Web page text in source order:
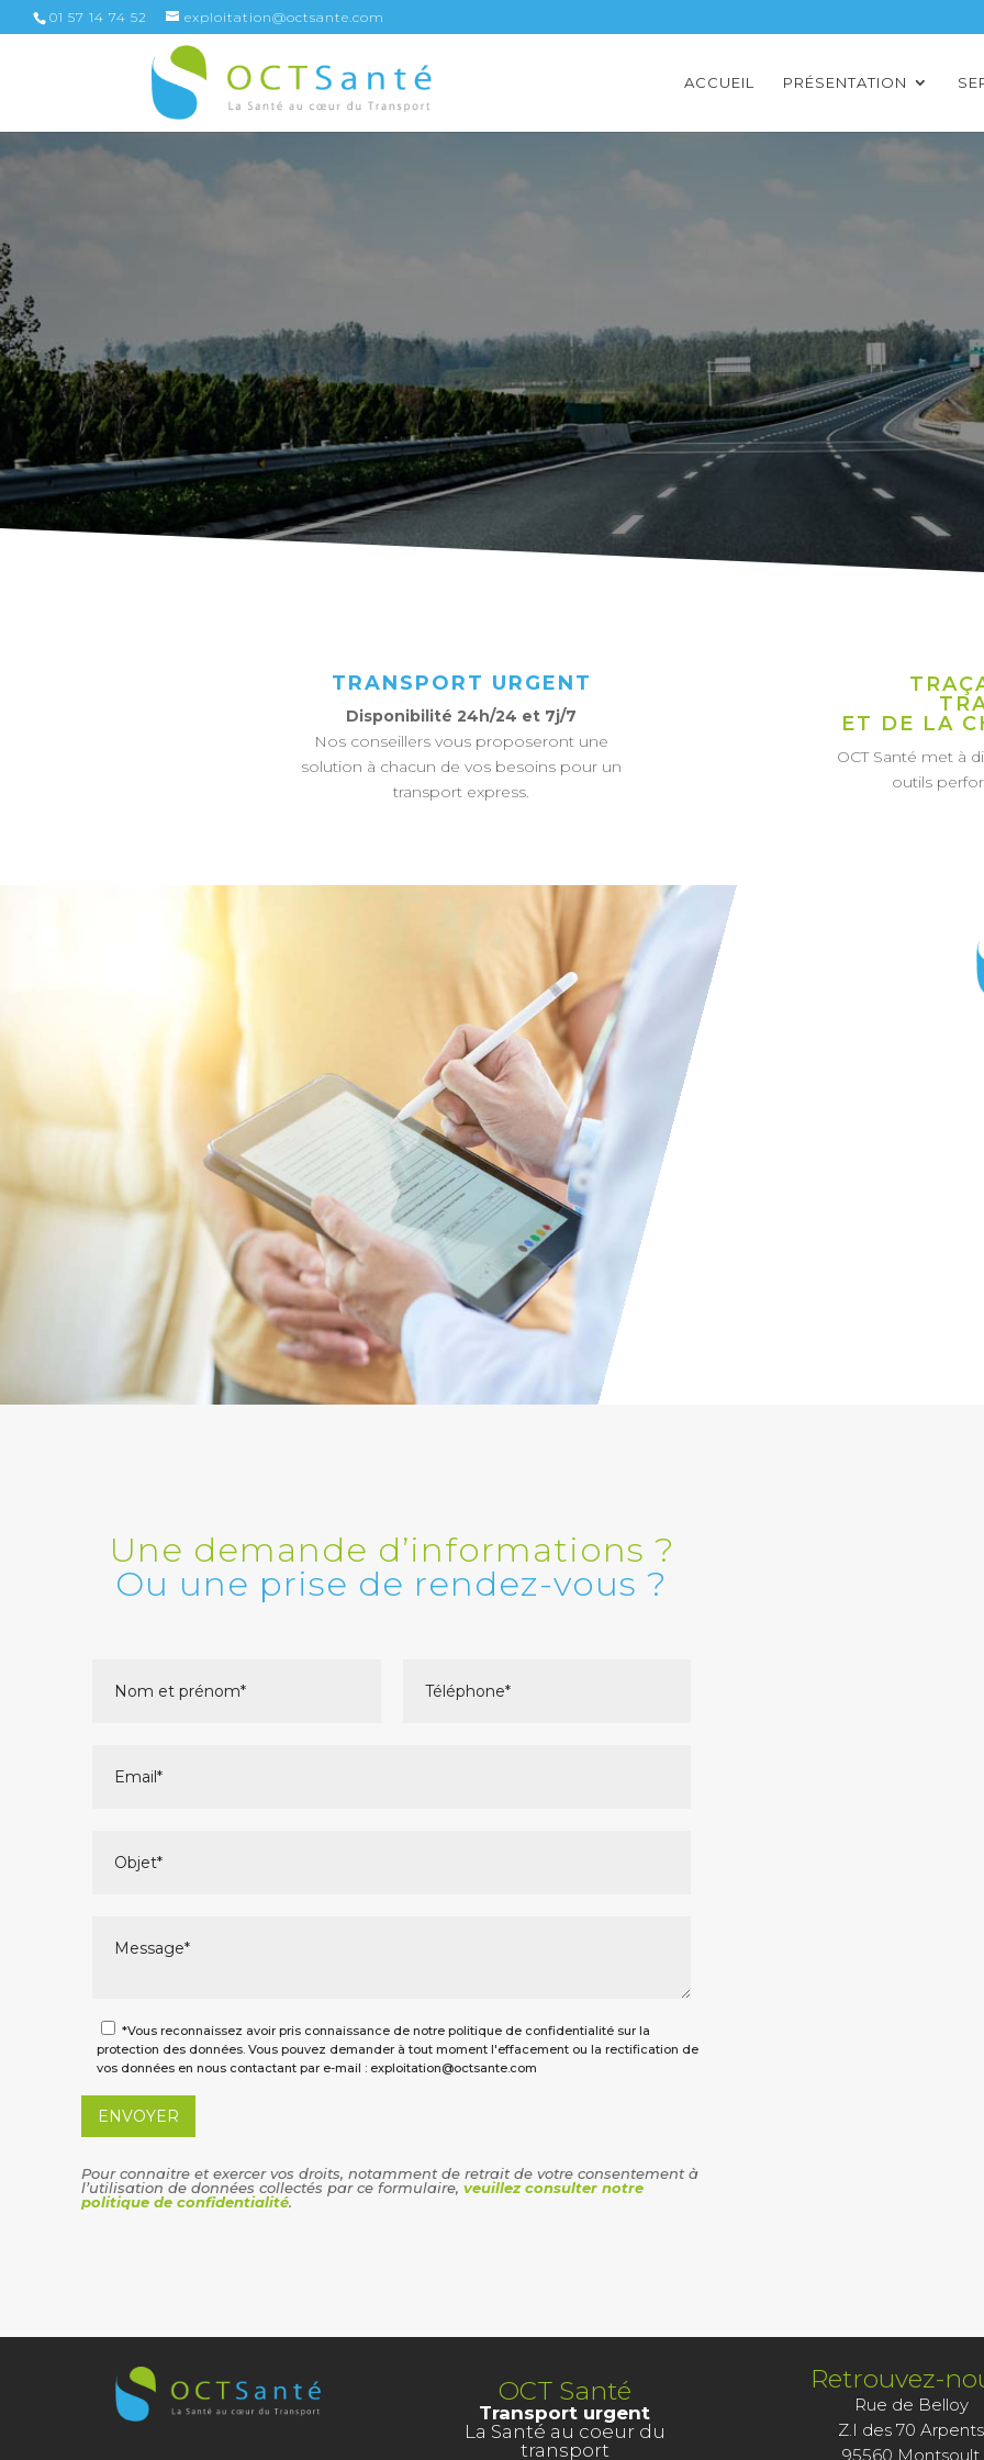
01 57 14 74 52 exploitation@octsante.com
ACCUEIL PRÉSENTATION
TRANSPORT URGENT
Disponibilité 24h/24 et 7j/7
Nos conseillers vous proposeront une
solution à chacun de vos besoins pour un
transport express.
ET DE LA
OCT Santé met à
outils
Une demande d’informations ?
Ou une prise de rendez-vous ?
*Vous reconnaissez avoir pris connaissance de notre politique de confidentialité sur la
protection des données. Vous pouvez demander à tout moment l'effacement ou la rectification de
vos données en nous contactant par e-mail : exploitation@octsante.com
Pour connaitre et exercer vos droits, notamment de retrait de votre consentement à
l’utilisation de données collectés par ce formulaire, veuillez consulter notre
politique de confidentialité.
OCT Santé
Transport urgent
La Santé au coeur du
transport
Retrouvez-
Rue de Belloy
Z.I des 70 Arpents
95560 Montsoult